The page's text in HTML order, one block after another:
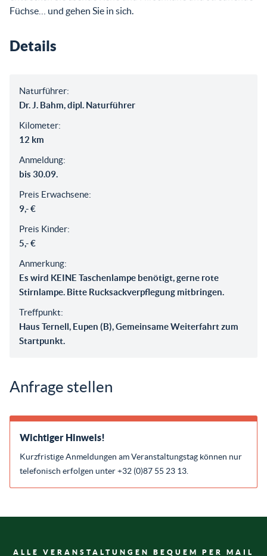
Füchse… und gehen Sie in sich.
Details
Naturführer:
Dr. J. Bahm, dipl. Naturführer
Kilometer:
12 km
Anmeldung:
bis 30.09.
Preis Erwachsene:
9,- €
Preis Kinder:
5,- €
Anmerkung:
Es wird KEINE Taschenlampe benötigt, gerne rote
Stirnlampe. Bitte Rucksackverpflegung mitbringen.
Treffpunkt:
Haus Ternell, Eupen (B), Gemeinsame Weiterfahrt zum
Startpunkt.
Anfrage stellen
Wichtiger Hinweis!
Kurzfristige Anmeldungen am Veranstaltungstag können nur
telefonisch erfolgen unter +32 (0)87 55 23 13.
ALLE VERANSTALTUNGEN BEQUEM PER MAIL